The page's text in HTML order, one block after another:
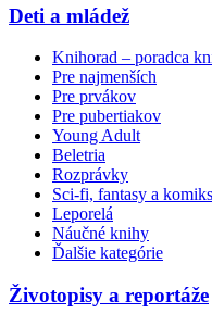
Deti a mládež
Knihorad – poradca
Pre najmenších
Pre prvákov
Pre pubertiakov
Young Adult
Beletria
Rozprávky
Sci-fi, fantasy a
Leporelá
Náučné knihy
Ďalšie kategórie
Životopisy a reportáže